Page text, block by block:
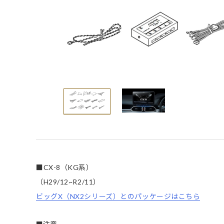
■CX-8（KG系）
（H29/12~R2/11）
ビッグX（NX2シリーズ）とのパッケージはこちら